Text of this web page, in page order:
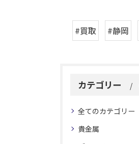
#買取 #静岡
カテゴリー
全てのカテゴリー
貴金属